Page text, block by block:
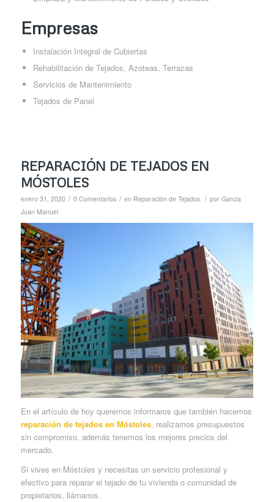
Empresas
Instalación Integral de Cubiertas
Rehabilitación de Tejados, Azoteas, Terrazas
Servicios de Mantenimiento
Tejados de Panel
REPARACIÓN DE TEJADOS EN
MÓSTOLES
enero 31, 2020 / 0 Comentarios / en Reparación de Tejados / por García
Juan Manuel
En el artículo de hoy queremos informaros que también hacemos
reparación de tejados en Móstoles, realizamos presupuestos
sin compromiso, además tenemos los mejores precios del
mercado.
Si vives en Móstoles y necesitas un servicio profesional y
efectivo para reparar el tejado de tu vivienda o comunidad de
propietarios, llámanos.